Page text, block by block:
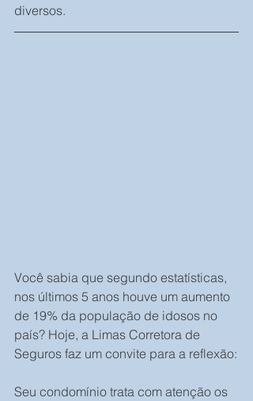
diversos.
Você sabia que segundo estatísticas,
nos últimos 5 anos houve um aumento
de 19% da população de idosos no
país? Hoje, a Limas Corretora de
Seguros faz um convite para a reflexão:
Seu condomínio trata com atenção os